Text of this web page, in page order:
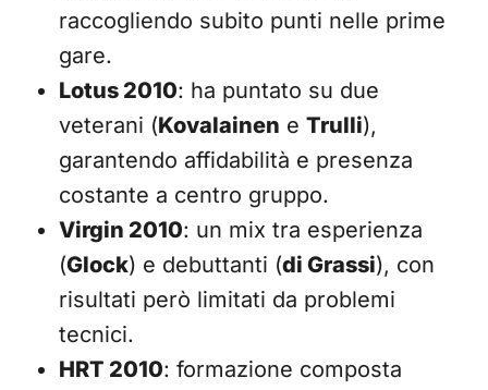
raccogliendo subito punti nelle prime
gare.
Lotus 2010: ha puntato su due
veterani (Kovalainen e Trulli),
garantendo affidabilità e presenza
costante a centro gruppo.
Virgin 2010: un mix tra esperienza
(Glock) e debuttanti (di Grassi), con
risultati però limitati da problemi
tecnici.
HRT 2010: formazione composta